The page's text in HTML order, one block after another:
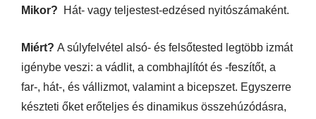
Mikor? Hát- vagy teljestest-edzésed nyitószámaként.
Miért? A súlyfelvétel alsó- és felsőtested legtöbb izmát
igénybe veszi: a vádlit, a combhajlítót és -feszítőt, a
far-, hát-, és vállizmot, valamint a bicepszet. Egyszerre
készteti őket erőteljes és dinamikus összehúzódásra,